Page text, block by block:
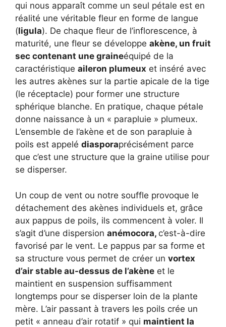
qui nous apparaît comme un seul pétale est en
réalité une véritable fleur en forme de langue
(ligula). De chaque fleur de l’inflorescence, à
maturité, une fleur se développe akène, un fruit
sec contenant une graineéquipé de la
caractéristique aileron plumeux et inséré avec
les autres akènes sur la partie apicale de la tige
(le réceptacle) pour former une structure
sphérique blanche. En pratique, chaque pétale
donne naissance à un « parapluie » plumeux.
L’ensemble de l’akène et de son parapluie à
poils est appelé diasporaprécisément parce
que c’est une structure que la graine utilise pour
se disperser.
Un coup de vent ou notre souffle provoque le
détachement des akènes individuels et, grâce
aux pappus de poils, ils commencent à voler. Il
s’agit d’une dispersion anémocora, c’est-à-dire
favorisé par le vent. Le pappus par sa forme et
sa structure vous permet de créer un vortex
d’air stable au-dessus de l’akène et le
maintient en suspension suffisamment
longtemps pour se disperser loin de la plante
mère. L’air passant à travers les poils crée un
petit « anneau d’air rotatif » qui maintient la